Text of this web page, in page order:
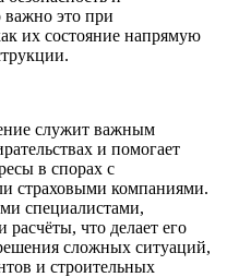
важно это при
их состояние напрямую
служит важным
и помогает
в спорах с
страховыми компаниями.
специалистами,
что делает его
сложных ситуаций,
и строительных